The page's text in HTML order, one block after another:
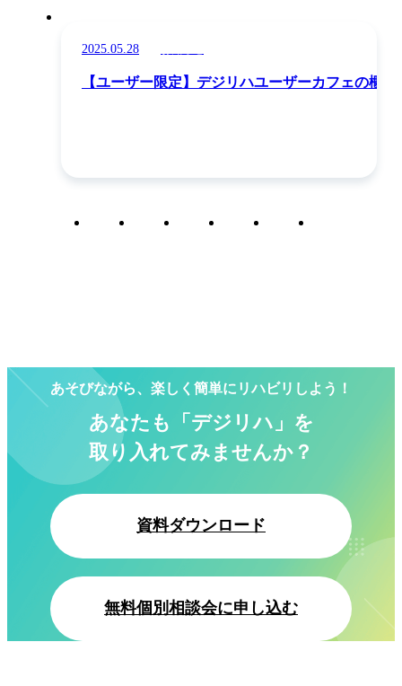
2025.05.28
【ユーザー限定】デジリハユーザーカフェの概要
あそびながら、楽しく簡単にリハビリしよう！
あなたも「デジリハ」を
取り入れてみませんか？
資料ダウンロード
無料個別相談会に申し込む